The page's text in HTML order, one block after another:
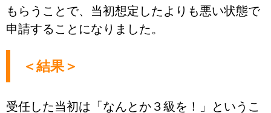
もらうことで、当初想定したよりも悪い状態で
申請することになりました。
＜結果＞
受任した当初は「なんとか３級を！」というこ